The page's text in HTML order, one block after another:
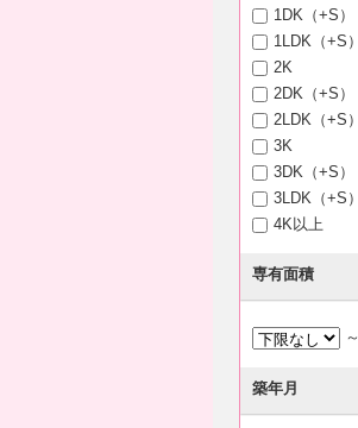
1DK（+S）
1LDK（+S）
2K
2DK（+S）
2LDK（+S）
3K
3DK（+S）
3LDK（+S）
4K以上
専有面積
～
築年月